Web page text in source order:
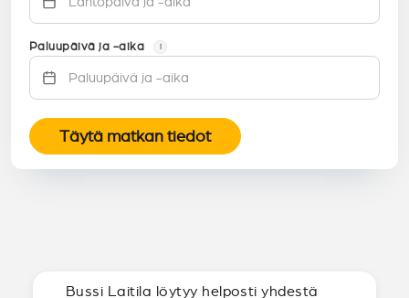
Paluupäivä ja -aika i
Täytä matkan tiedot
Bussi Laitila löytyy helposti yhdestä